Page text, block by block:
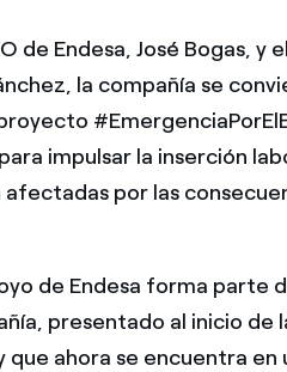
de Endesa, José Bogas, y
la compañía se
impulsar la inserción
por las
de Endesa forma parte
presentado al inicio de
que ahora se encuentra